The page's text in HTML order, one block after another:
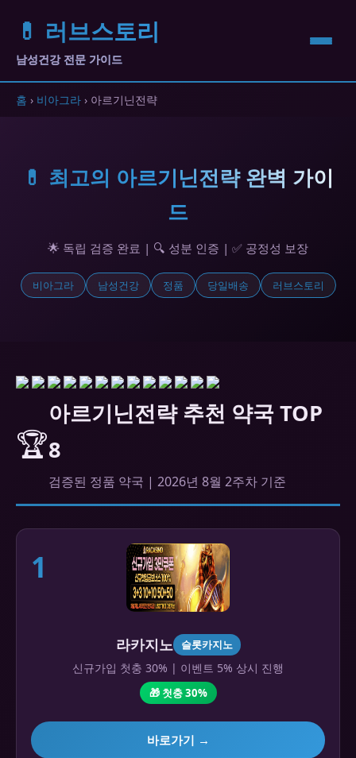
💊 러브스토리
남성건강 전문 가이드
홈 › 비아그라 › 아르기닌전략
💊 최고의 아르기닌전략 완벽 가이
드
🌟 독립 검증 완료 | 🔍 성분 인증 | ✅ 공정성 보장
비아그라 남성건강 정품 당일배송 러브스토리
🏆
아르기닌전략 추천 약국 TOP
8
검증된 정품 약국 | 2026년 8월 2주차 기준
1
라카지노 슬롯카지노
신규가입 첫충 30% | 이벤트 5% 상시 진행
🎁 첫충 30%
바로가기 →